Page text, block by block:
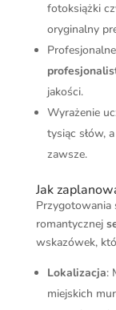
fotoksiążki
oryginalny
jakości.
Wyrażenie
tysiąc słów,
zawsze.
Jak
Przygotowania
romantycznej
wskazówek,
Lokalizacja:
miejskich